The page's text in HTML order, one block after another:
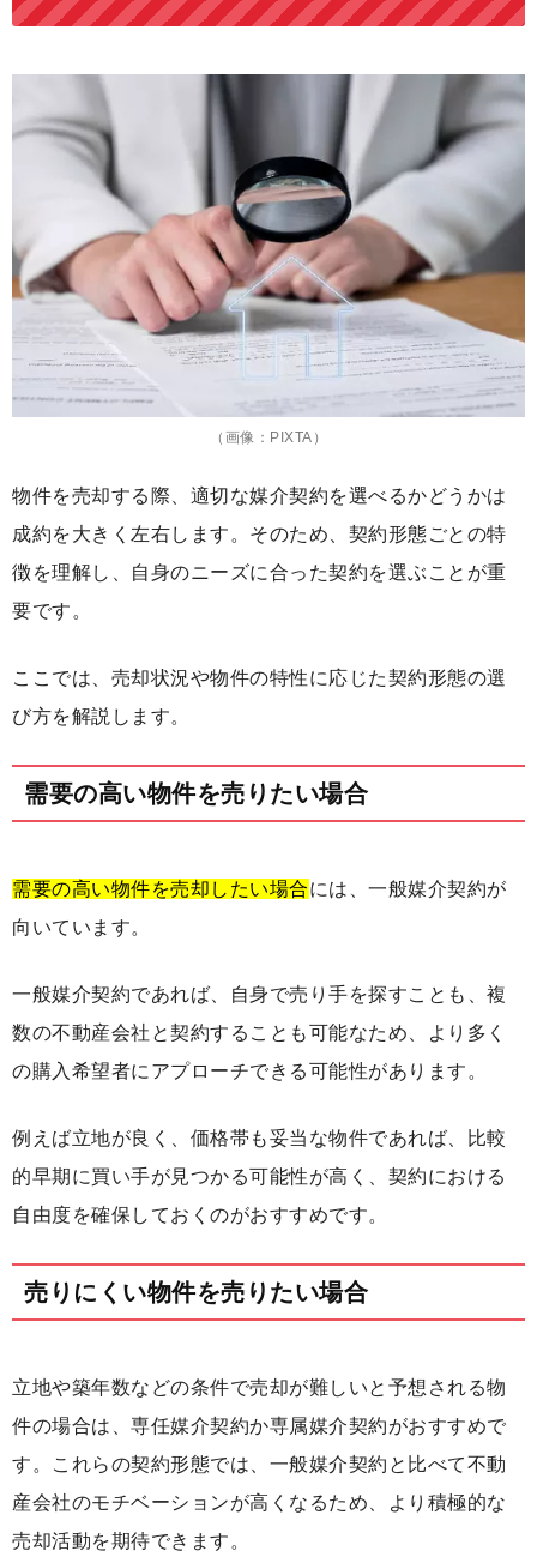
（画像：PIXTA）
物件を売却する際、適切な媒介契約を選べるかどうかは
成約を大きく左右します。そのため、契約形態ごとの特
徴を理解し、自身のニーズに合った契約を選ぶことが重
要です。
ここでは、売却状況や物件の特性に応じた契約形態の選
び方を解説します。
需要の高い物件を売りたい場合
需要の高い物件を売却したい場合には、一般媒介契約が
向いています。
一般媒介契約であれば、自身で売り手を探すことも、複
数の不動産会社と契約することも可能なため、より多く
の購入希望者にアプローチできる可能性があります。
例えば立地が良く、価格帯も妥当な物件であれば、比較
的早期に買い手が見つかる可能性が高く、契約における
自由度を確保しておくのがおすすめです。
売りにくい物件を売りたい場合
立地や築年数などの条件で売却が難しいと予想される物
件の場合は、専任媒介契約か専属媒介契約がおすすめで
す。これらの契約形態では、一般媒介契約と比べて不動
産会社のモチベーションが高くなるため、より積極的な
売却活動を期待できます。